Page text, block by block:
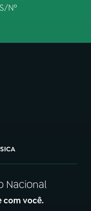
Nº
Nacional
com você.